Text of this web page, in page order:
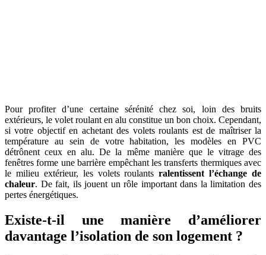
Pour profiter d’une certaine sérénité chez soi, loin des bruits
extérieurs, le volet roulant en alu constitue un bon choix. Cependant,
si votre objectif en achetant des volets roulants est de maîtriser la
température au sein de votre habitation, les modèles en PVC
détrônent ceux en alu. De la même manière que le vitrage des
fenêtres forme une barrière empêchant les transferts thermiques avec
le milieu extérieur, les volets roulantsralentissent l’échange de
chaleur. De fait, ils jouent un rôle important dans la limitation des
pertes énergétiques.
Existe-t-il une manière d’améliorer
davantage l’isolation de son logement ?